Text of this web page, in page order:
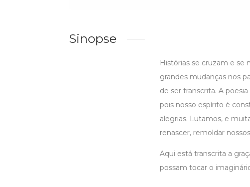
Sinopse
Histórias se cruzam e se
grandes mudanças nos
de ser transcrita. A
pois nosso espírito é
alegrias. Lutamos, e
renascer, remoldar
Aqui está transcrita a
possam tocar o